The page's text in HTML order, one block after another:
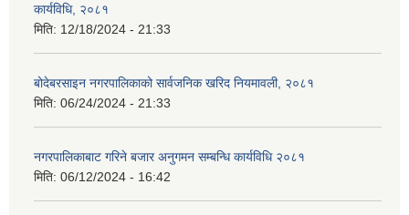
कार्यविधि, २०८१
मिति: 12/18/2024 - 21:33
बोदेबरसाइन नगरपालिकाको सार्वजनिक खरिद नियमावली, २०८१
मिति: 06/24/2024 - 21:33
नगरपालिकाबाट गरिने बजार अनुगमन सम्बन्धि कार्यविधि २०८१
मिति: 06/12/2024 - 16:42